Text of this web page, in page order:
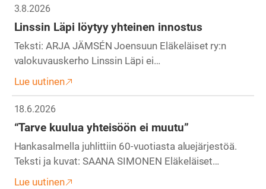
3.8.2026
Linssin Läpi löytyy yhteinen innostus
Teksti: ARJA JÄMSÉN Joensuun Eläkeläiset ry:n
valokuvauskerho Linssin Läpi ei…
Lue uutinen
18.6.2026
“Tarve kuulua yhteisöön ei muutu”
Hankasalmella juhlittiin 60-vuotiasta aluejärjestöä.
Teksti ja kuvat: SAANA SIMONEN Eläkeläiset…
Lue uutinen